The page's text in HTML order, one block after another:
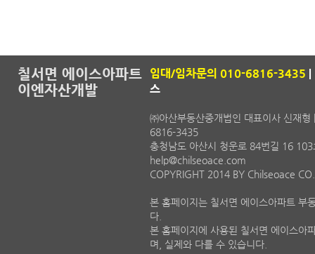
칠서면 에이스아파트
이엔자산개발
임대/임차문의 010-6816-3435 |
스
㈜아산부동산중개법인 대표이사 신재
6816-3435
충청남도 아산시 청운로 84번길 16
help@chilseoace.com
COPYRIGHT 2014 BY Chilseoace
본 홈페이지는 칠서면 에이스아파트 부
다.
본 홈페이지에 사용된 칠서면 에이스아
며, 실제와 다를 수 있습니다.